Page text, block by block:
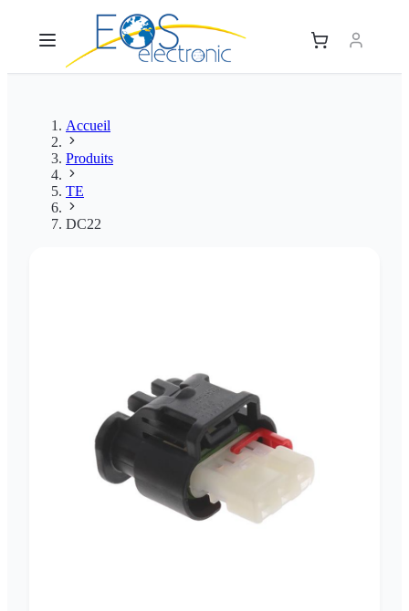
Accueil
Produits
TE
DC22